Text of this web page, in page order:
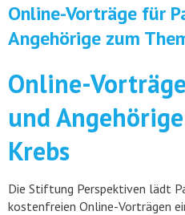
Online-Vorträge für
Angehörige zum
Online-
und
Krebs
Die Stiftung Perspektiven lädt
kostenfreien Online-Vorträgen